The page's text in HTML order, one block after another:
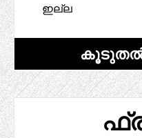
ഇല്ല
കൂടുതൽ